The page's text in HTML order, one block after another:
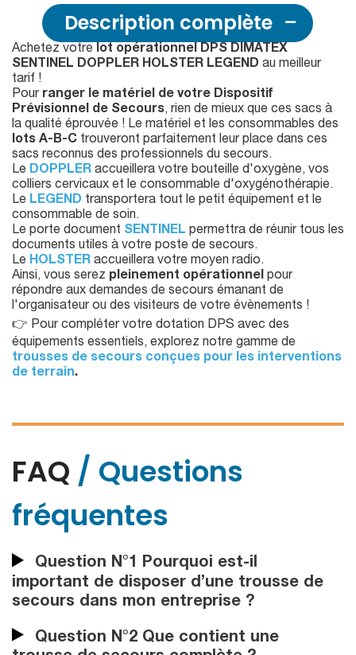
Description complète
Achetez votre lot opérationnel DPS DIMATEX
SENTINEL DOPPLER HOLSTER LEGEND au meilleur
tarif !
Pourranger le matériel de votre Dispositif
Prévisionnel de Secours, rien de mieux que ces sacs à
la qualité éprouvée ! Le matériel et les consommables des
lots A-B-C trouveront parfaitement leur place dans ces
sacs reconnus des professionnels du secours.
Le DOPPLER accueillera votre bouteille d'oxygène, vos
colliers cervicaux et le consommable d'oxygénothérapie.
Le LEGEND transportera tout le petit équipement et le
consommable de soin.
Le porte document SENTINEL permettra de réunir tous les
documents utiles à votre poste de secours.
Le HOLSTER accueillera votre moyen radio.
Ainsi, vous serez pleinement opérationnel pour
répondre aux demandes de secours émanant de
l'organisateur ou des visiteurs de votre évènements !
👉 Pour compléter votre dotation DPS avec des
équipements essentiels, explorez notre gamme de
trousses de secours conçues pour les interventions
de terrain.
FAQ / Questions
fréquentes
Question N°1 Pourquoi est-il
important de disposer d’une trousse de
secours dans mon entreprise ?
Question N°2 Que contient une